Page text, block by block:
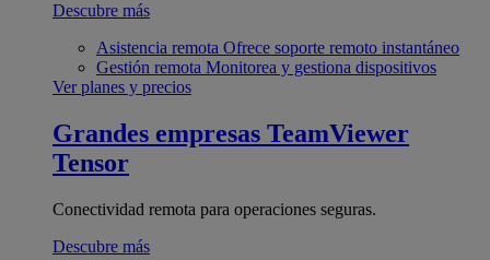
Descubre más
Asistencia remota Ofrece soporte remoto instantáneo
Gestión remota Monitorea y gestiona dispositivos
Ver planes y precios
Grandes empresas TeamViewer
Tensor
Conectividad remota para operaciones seguras.
Descubre más